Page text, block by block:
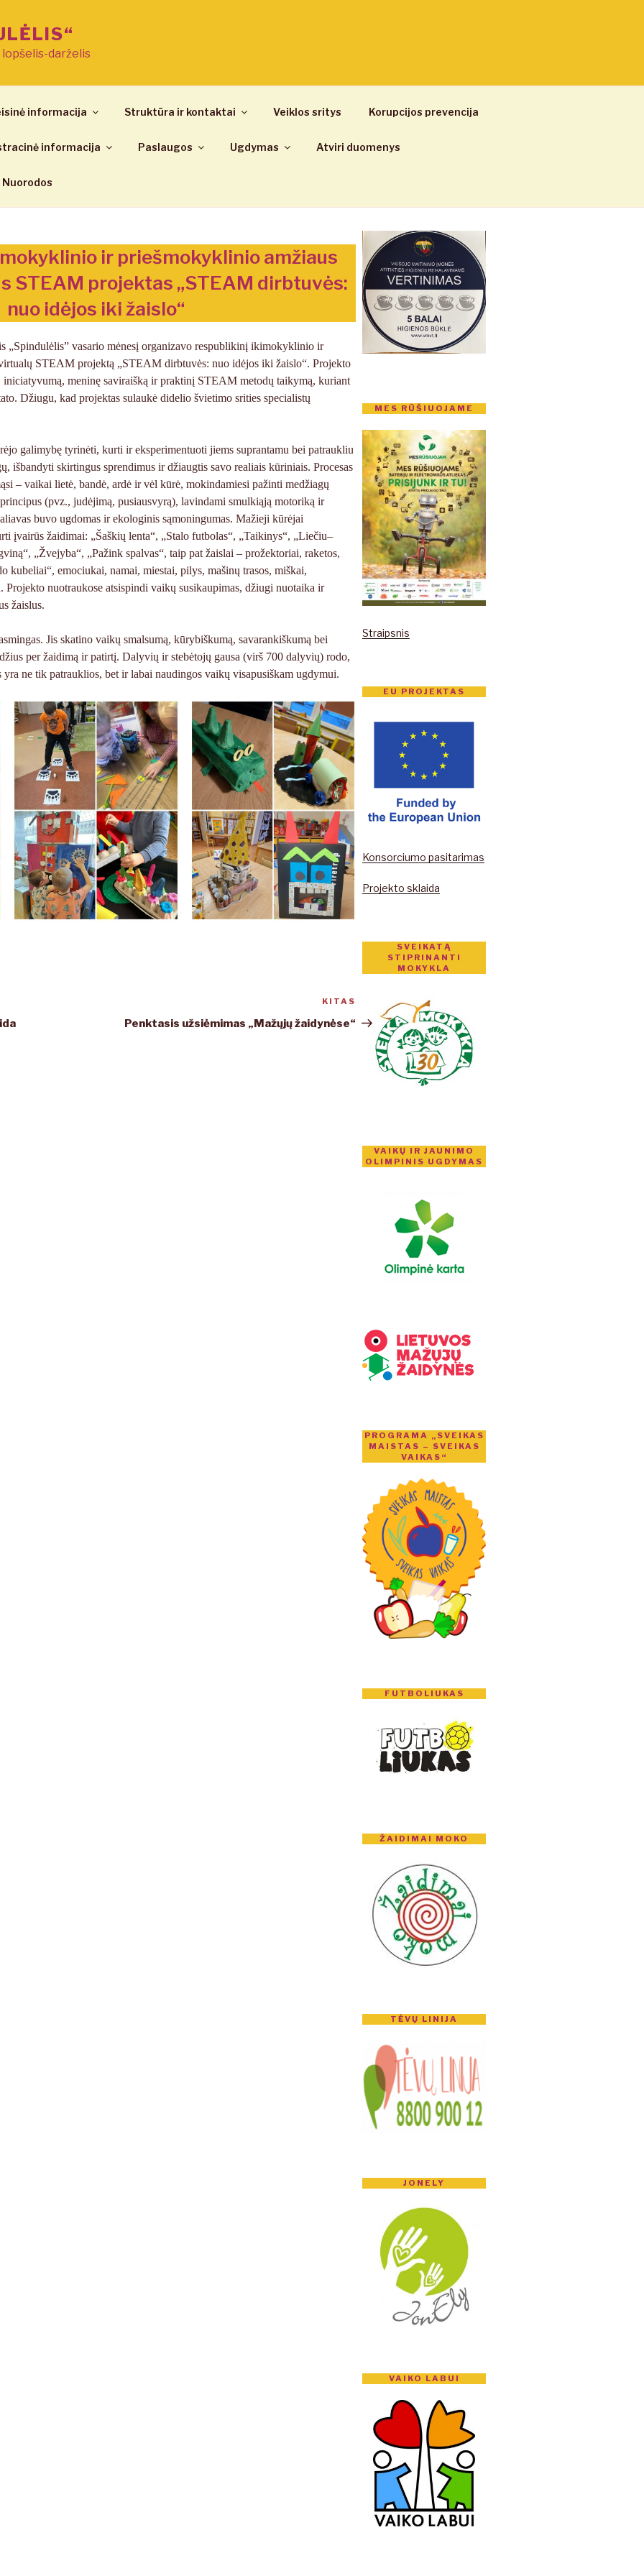
lopšelis-darželis
informacija Struktūra ir kontaktai Veiklos sritys Korupcijos prevencija
informacija Paslaugos Ugdymas Atviri duomenys
Nuorodos
ir priešmokyklinio amžiaus
STEAM projektas „STEAM dirbtuvės:
nuo idėjos iki žaislo“
„Spindulėlis” vasario mėnesį organizavo respublikinį ikimokyklinio ir
STEAM projektą „STEAM dirbtuvės: nuo idėjos iki žaislo“. Projekto
meninę saviraišką ir praktinį STEAM metodų taikymą, kuriant
Džiugu, kad projektas sulaukė didelio švietimo srities specialistų
galimybę tyrinėti, kurti ir eksperimentuoti jiems suprantamu bei patraukliu
išbandyti skirtingus sprendimus ir džiaugtis savo realiais kūriniais. Procesas
– vaikai lietė, bandė, ardė ir vėl kūrė, mokindamiesi pažinti medžiagų
(pvz., judėjimą, pusiausvyrą), lavindami smulkiąją motoriką ir
buvo ugdomas ir ekologinis sąmoningumas. Mažieji kūrėjai
įvairūs žaidimai: „Šaškių lenta“, „Stalo futbolas“, „Taikinys“, „Liečiu–
„Žvejyba“, „Pažink spalvas“, taip pat žaislai – prožektoriai, raketos,
kubeliai“, emociukai, namai, miestai, pilys, mašinų trasos, miškai,
Projekto nuotraukose atsispindi vaikų susikaupimas, džiugi nuotaika ir
žaislus.
Jis skatino vaikų smalsumą, kūrybiškumą, savarankiškumą bei
per žaidimą ir patirtį. Dalyvių ir stebėtojų gausa (virš 700 dalyvių) rodo,
ne tik patrauklios, bet ir labai naudingos vaikų visapusiškam ugdymui.
įrašas
KITAS
Penktasis užsiėmimas „Mažųjų žaidynėse“
MES RŪŠIUOJAME
Straipsnis
EU PROJEKTAS
Konsorciumo pasitarimas
Projekto sklaida
SVEIKATĄ
STIPRINANTI
MOKYKLA
VAIKŲ IR JAUNIMO
OLIMPINIS UGDYMAS
PROGRAMA „SVEIKAS
MAISTAS – SVEIKAS
VAIKAS“
FUTBOLIUKAS
ŽAIDIMAI MOKO
TĖVŲ LINIJA
JONELY
VAIKO LABUI